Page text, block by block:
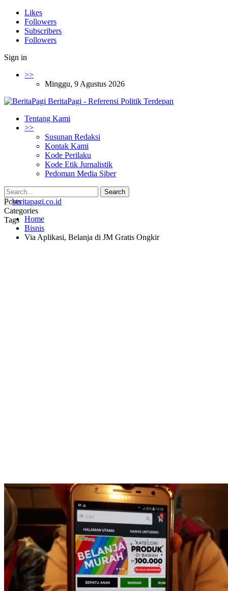
Likes
Followers
Subscribers
Followers
Sign in
>>
Minggu, 9 Agustus 2026
BeritaPagi - Referensi Politik Terdepan
Tentang Kami
>>
Susunan Redaksi
Kontak Kami
Kode Perilaku
Kode Etik Jurnalistik
Pedoman Media Siber
Posts
Categories
Tags Home
Bisnis
Via Aplikasi, Belanja di JM Gratis Ongkir